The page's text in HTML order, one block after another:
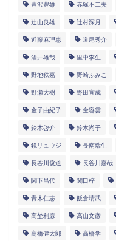
豊沢豊雄 赤塚不二夫
辻山良雄 辻村深月
近藤麻理恵 道尾秀介
酒井雄哉 里中李生
野地秩嘉 野崎ふみこ
野瀬大樹 野田宜成
金子由紀子 金容雲
鈴木啓介 鈴木尚子
鏡リュウジ 長南瑞生
長谷川俊道 長谷川嘉哉
関下昌代 関口梓
青木仁志 飯倉晴武
高埜利彦 高山文彦
高橋健太郎 高橋学